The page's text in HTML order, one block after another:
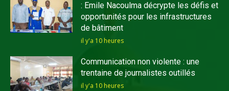
: Emile Nacoulma décrypte les défis et
opportunités pour les infrastructures
de bâtiment
il y'a 10 heures
Communication non violente : une
trentaine de journalistes outillés
il y'a 10 heures